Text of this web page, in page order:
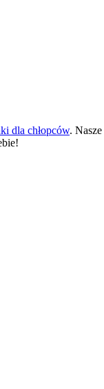
dla chłopców. Nasze